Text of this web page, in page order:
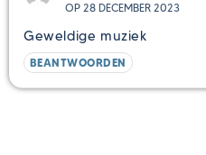
OP 28 DECEMBER 2023
Geweldige muziek
BEANTWOORDEN